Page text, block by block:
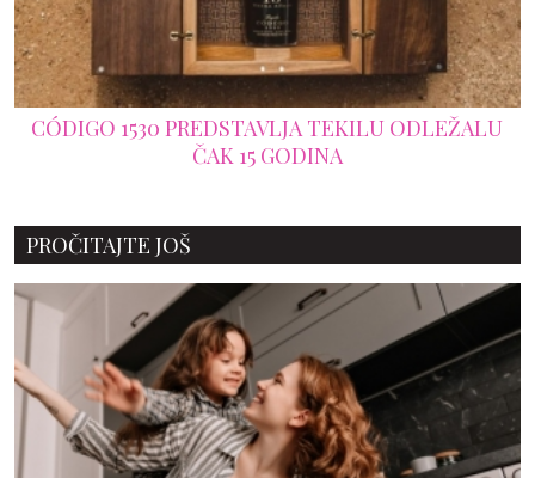
1530 PREDSTAVLJA TEKILU ODLEŽALU
ČAK 15 GODINA
LOPTA
PROČITAJTE JOŠ